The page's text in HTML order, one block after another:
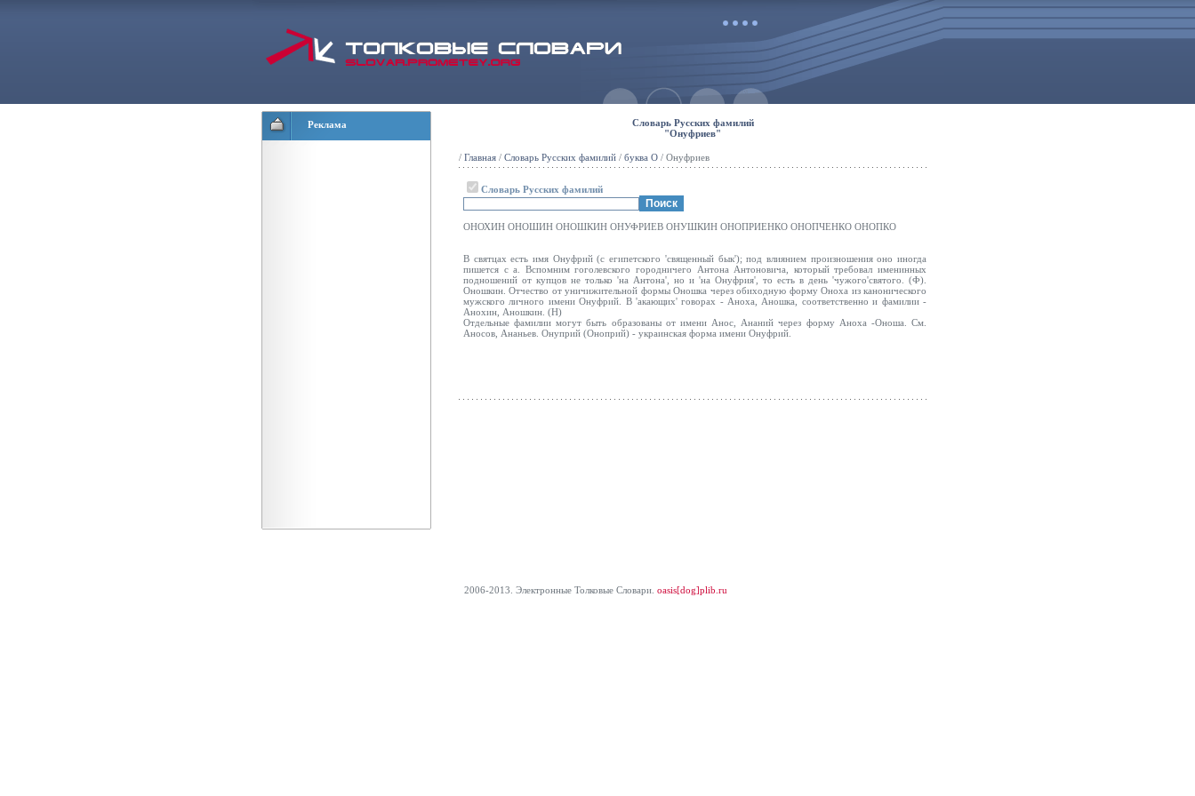
Реклама
Словарь Русских фамилий
"Онуфриев"
/ Главная / Словарь Русских фамилий / буква О / Онуфриев
Словарь Русских фамилий
ОНОХИН ОНОШИН ОНОШКИН ОНУФРИЕВ ОНУШКИН ОНОПРИЕНКО ОНОПЧЕНКО ОНОПКО
В святцах есть имя Онуфрий (с египетского 'священный бык'); под влиянием произношения оно иногда
пишется с а. Вспомним гоголевского городничего Антона Антоновича, который требовал именинных
подношений от купцов не только 'на Антона', но и 'на Онуфрия', то есть в день 'чужого'святого. (Ф).
Оношкин. Отчество от уничижительной формы Оношка через обиходную форму Оноха из канонического
мужского личного имени Онуфрий. В 'акающих' говорах - Аноха, Аношка, соответственно и фамилии -
Анохин, Аношкин. (Н)
Отдельные фамилии могут быть образованы от имени Анос, Ананий через форму Аноха -Оноша. См.
Аносов, Ананьев. Онуприй (Оноприй) - украинская форма имени Онуфрий.
2006-2013. Электронные Толковые Cловари. oasis[dog]plib.ru